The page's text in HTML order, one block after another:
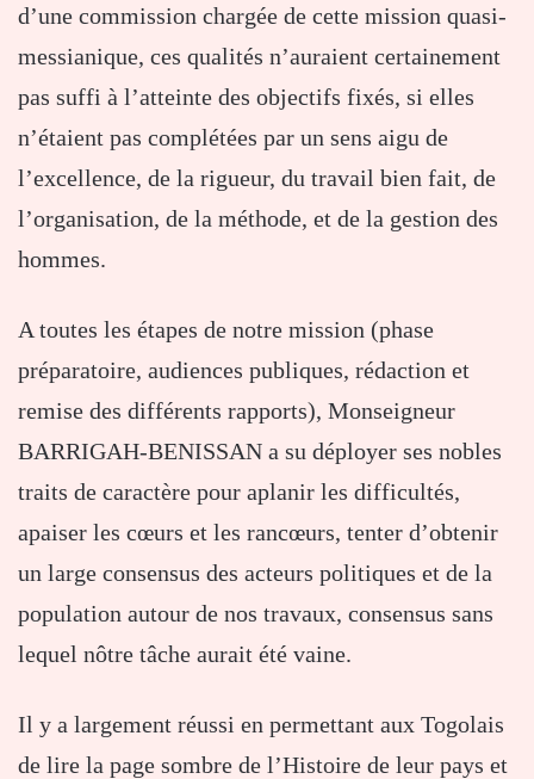
d’une commission chargée de cette mission quasi-
messianique, ces qualités n’auraient certainement
pas suffi à l’atteinte des objectifs fixés, si elles
n’étaient pas complétées par un sens aigu de
l’excellence, de la rigueur, du travail bien fait, de
l’organisation, de la méthode, et de la gestion des
hommes.
A toutes les étapes de notre mission (phase
préparatoire, audiences publiques, rédaction et
remise des différents rapports), Monseigneur
BARRIGAH-BENISSAN a su déployer ses nobles
traits de caractère pour aplanir les difficultés,
apaiser les cœurs et les rancœurs, tenter d’obtenir
un large consensus des acteurs politiques et de la
population autour de nos travaux, consensus sans
lequel nôtre tâche aurait été vaine.
Il y a largement réussi en permettant aux Togolais
de lire la page sombre de l’Histoire de leur pays et